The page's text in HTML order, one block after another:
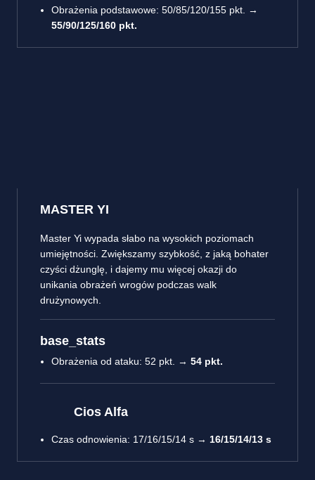
Obrażenia podstawowe: 50/85/120/155 pkt. →
55/90/125/160 pkt.
MASTER YI
Master Yi wypada słabo na wysokich poziomach
umiejętności. Zwiększamy szybkość, z jaką bohater
czyści dżunglę, i dajemy mu więcej okazji do
unikania obrażeń wrogów podczas walk
drużynowych.
base_stats
Obrażenia od ataku: 52 pkt. → 54 pkt.
Cios Alfa
Czas odnowienia: 17/16/15/14 s → 16/15/14/13 s